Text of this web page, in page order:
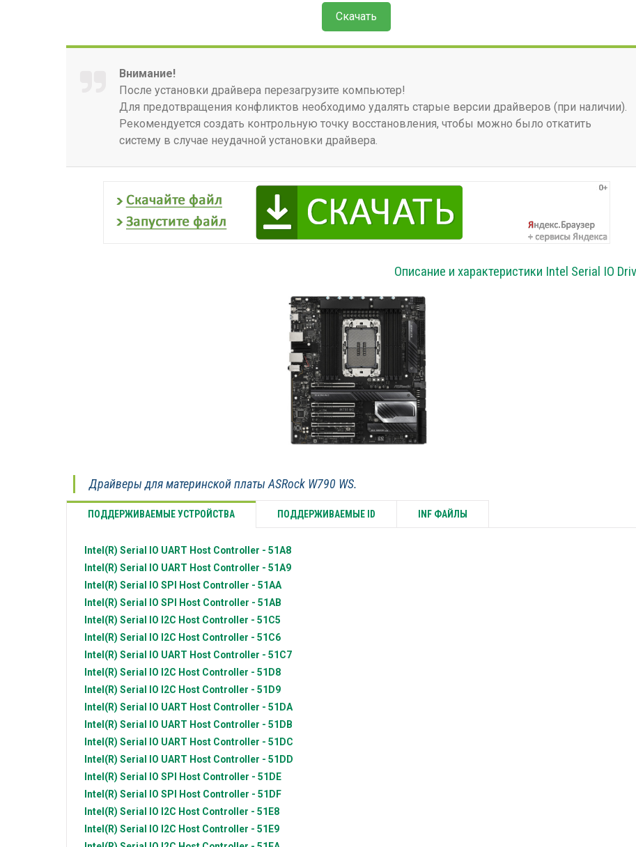
Скачать
Внимание!
После установки драйвера перезагрузите компьютер!
Для предотвращения конфликтов необходимо удалять старые версии драйверов (при наличии).
Рекомендуется создать контрольную точку восстановления, чтобы можно было откатить
систему в случае неудачной установки драйвера.
Описание и характеристики Intel Serial IO
Драйверы для материнской платы ASRock W790 WS.
ПОДДЕРЖИВАЕМЫЕ УСТРОЙСТВА ПОДДЕРЖИВАЕМЫЕ ID INF ФАЙЛЫ
Intel(R) Serial IO UART Host Controller - 51A8
Intel(R) Serial IO UART Host Controller - 51A9
Intel(R) Serial IO SPI Host Controller - 51AA
Intel(R) Serial IO SPI Host Controller - 51AB
Intel(R) Serial IO I2C Host Controller - 51C5
Intel(R) Serial IO I2C Host Controller - 51C6
Intel(R) Serial IO UART Host Controller - 51C7
Intel(R) Serial IO I2C Host Controller - 51D8
Intel(R) Serial IO I2C Host Controller - 51D9
Intel(R) Serial IO UART Host Controller - 51DA
Intel(R) Serial IO UART Host Controller - 51DB
Intel(R) Serial IO UART Host Controller - 51DC
Intel(R) Serial IO UART Host Controller - 51DD
Intel(R) Serial IO SPI Host Controller - 51DE
Intel(R) Serial IO SPI Host Controller - 51DF
Intel(R) Serial IO I2C Host Controller - 51E8
Intel(R) Serial IO I2C Host Controller - 51E9